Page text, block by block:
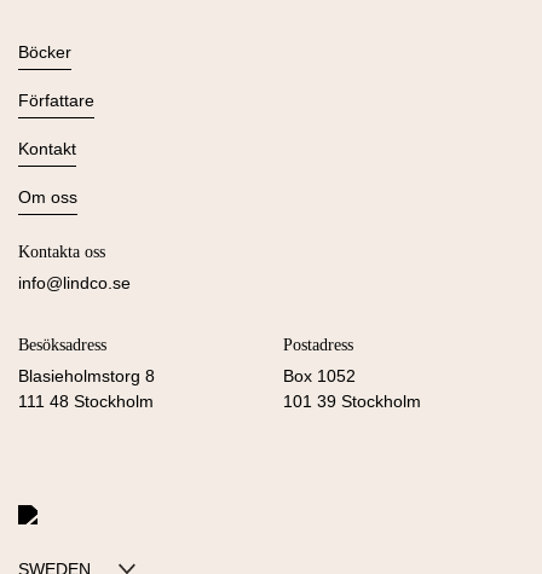
Kontakta oss
info@lindco.se
Postadress
Box 1052
101 39 Stockholm
Besöksadress
Blasieholmstorg 8
111 48 Stockholm
Böcker
Alla böcker
Ljudböcker
Nyheter
Författare
Se alla
Kontakt
Kontakta oss
Press
Kataloger
Manus
Om oss